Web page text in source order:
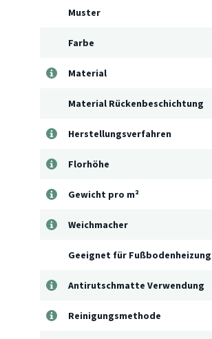
Muster
Farbe
Material
Material Rückenbeschichtung
Herstellungsverfahren
Florhöhe
Gewicht pro m²
Weichmacher
Geeignet für Fußbodenheizung
Antirutschmatte Verwendung
Reinigungsmethode